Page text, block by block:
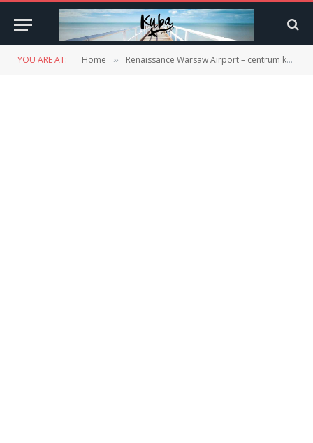
YOU ARE AT: Home » Renaissance Warsaw Airport – centrum konferencyjne (8)